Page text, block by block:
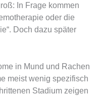
In Frage kommen
oder die
Doch dazu später
in Mund und Rachen
meist wenig spezifisch
Stadium zeigen